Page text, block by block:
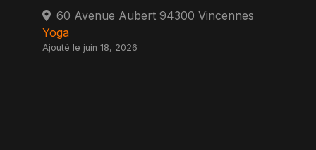
60 Avenue Aubert 94300 Vincennes
Yoga
Ajouté le juin 18, 2026